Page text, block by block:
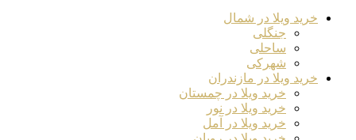
خرید ویلا در شمال
جنگلی
ساحلی
شهرکی
خرید ویلا در مازندران
خرید ویلا در چمستان
خرید ویلا در نور
خرید ویلا در آمل